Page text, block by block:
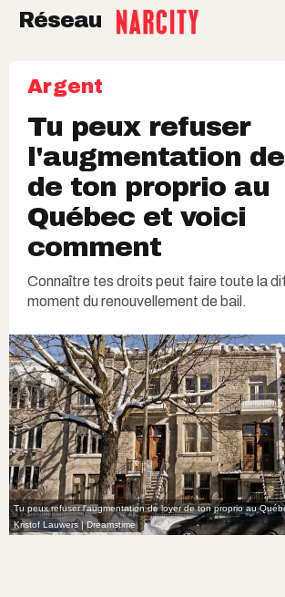
Réseau
Argent
Tu peux refuser
l'augmentation
de ton proprio au
Québec et voici
comment
Connaître tes droits peut faire toute la
moment du renouvellement de bail.
Tu peux refuser l'augmentation de loyer de ton proprio au
Kristof Lauwers | Dreamstime